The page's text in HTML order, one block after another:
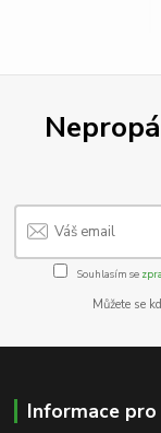
Souhlasím se
Můžete se
Informace pro